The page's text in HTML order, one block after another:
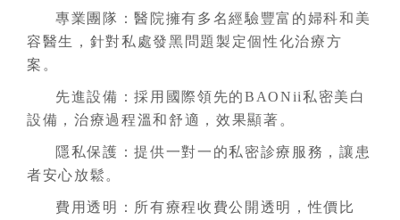
專業團隊：醫院擁有多名經驗豐富的婦科和美
容醫生，針對私處發黑問題製定個性化治療方
案。
先進設備：採用國際領先的BAONii私密美白
設備，治療過程溫和舒適，效果顯著。
隱私保護：提供一對一的私密診療服務，讓患
者安心放鬆。
費用透明：所有療程收費公開透明，性價比